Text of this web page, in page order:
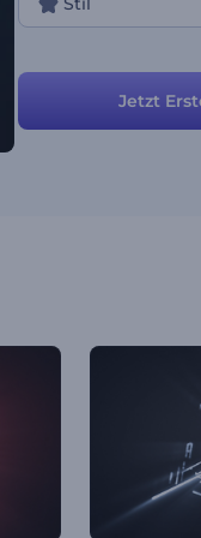
Jetzt